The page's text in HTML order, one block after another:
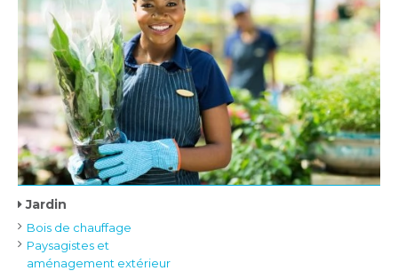
Jardin
Bois de chauffage
Paysagistes et
aménagement extérieur